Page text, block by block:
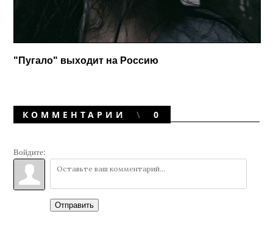
"Пугало" выходит на Россию
КОММЕНТАРИИ 0
Войдите:
Отправить